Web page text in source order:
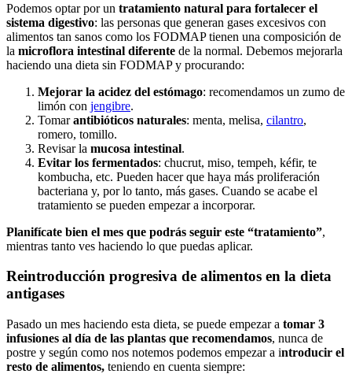
Podemos optar por un tratamiento natural para fortalecer el
sistema digestivo: las personas que generan gases excesivos con
alimentos tan sanos como los FODMAP tienen una composición de
la microflora intestinal diferente de la normal. Debemos mejorarla
haciendo una dieta sin FODMAP y procurando:
Mejorar la acidez del estómago: recomendamos un zumo de
limón con jengibre.
Tomarantibióticos naturales: menta, melisa, cilantro,
romero, tomillo.
Revisar la mucosa intestinal.
Evitar los fermentados: chucrut, miso, tempeh, kéfir, te
kombucha, etc. Pueden hacer que haya más proliferación
bacteriana y, por lo tanto, más gases. Cuando se acabe el
tratamiento se pueden empezar a incorporar.
Planifícate bien el mes que podrás seguir este “tratamiento”,
mientras tanto ves haciendo lo que puedas aplicar.
Reintroducción progresiva de alimentos en la dieta
antigases
Pasado un mes haciendo esta dieta, se puede empezar a tomar 3
infusiones al día de las plantas que recomendamos, nunca de
postre y según como nos notemos podemos empezar a introducir el
resto de alimentos, teniendo en cuenta siempre: